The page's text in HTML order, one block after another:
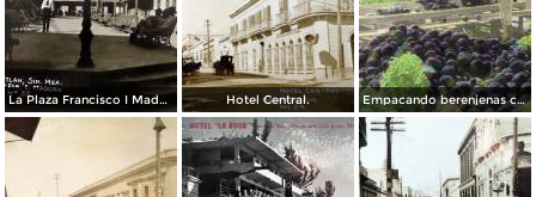
La Plaza Francisco I Madero. Hotel Central. Empacando berenjenas cerca de Mazatlan 1928